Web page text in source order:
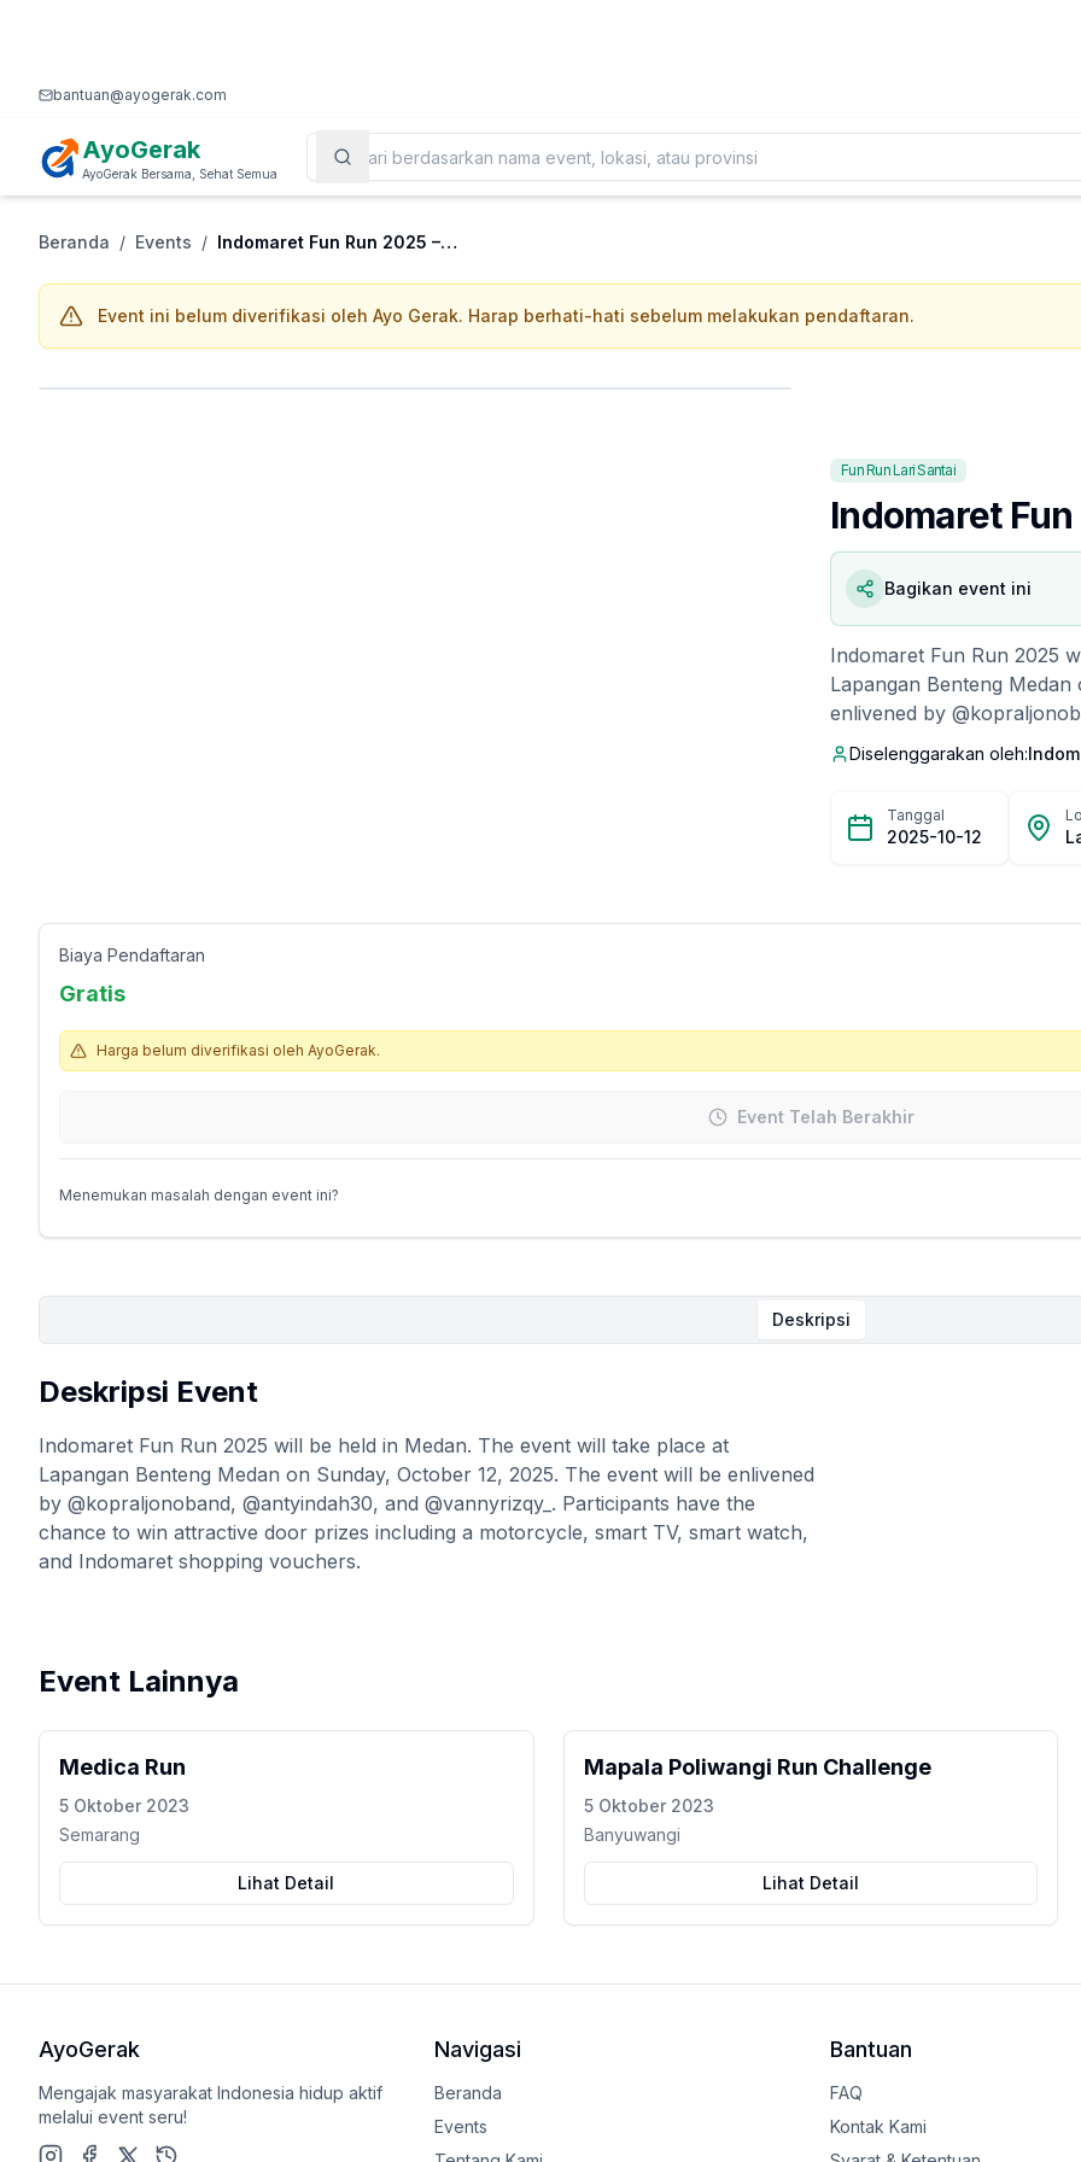
bantuan@ayogerak.com
AyoGerak
AyoGerak Bersama, Sehat Semua
Beranda / Events / Indomaret Fun Run 2025 – Medan
Event ini belum diverifikasi oleh Ayo Gerak. Harap berhati-hati sebelum melakukan pendaftaran.
Fun Run Lari Santai
Indomaret
Bagikan event ini
Indomaret Fun Run 2025
Lapangan Benteng
enlivened by
have the chance to win
smart watch, and
Diselenggarakan oleh:
Tanggal
2025-10-12
Biaya Pendaftaran
Gratis
Harga belum diverifikasi oleh AyoGerak.
Event Telah Berakhir
Menemukan masalah dengan event ini?
Deskripsi
Deskripsi Event
Indomaret Fun Run 2025 will be held in Medan. The event will take place at
Lapangan Benteng Medan on Sunday, October 12, 2025. The event will be enlivened
by @kopraljonoband, @antyindah30, and @vannyrizqy_. Participants have the
chance to win attractive door prizes including a motorcycle, smart TV, smart watch,
and Indomaret shopping vouchers.
Event Lainnya
Medica Run
5 Oktober 2023
Semarang
Lihat Detail
Mapala Poliwangi Run Challenge
5 Oktober 2023
Banyuwangi
Lihat Detail
AyoGerak
Mengajak masyarakat Indonesia hidup aktif
melalui event seru!
Navigasi
Beranda
Events
Bantuan
FAQ
Kontak Kami